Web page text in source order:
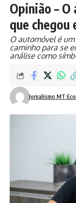
Opinião –
que chegou
O automóvel é
caminho para se
análise como
Jornalismo MT